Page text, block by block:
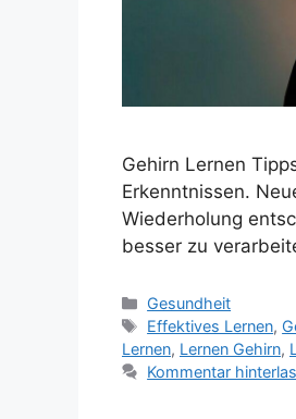
Gehirn Lernen
Erkenntnissen.
Wiederholung
besser zu
Kategorien
Gesundheit
Schlagwörter
Effektives Lernen,
Lernen, Lernen Gehirn,
Kommentar